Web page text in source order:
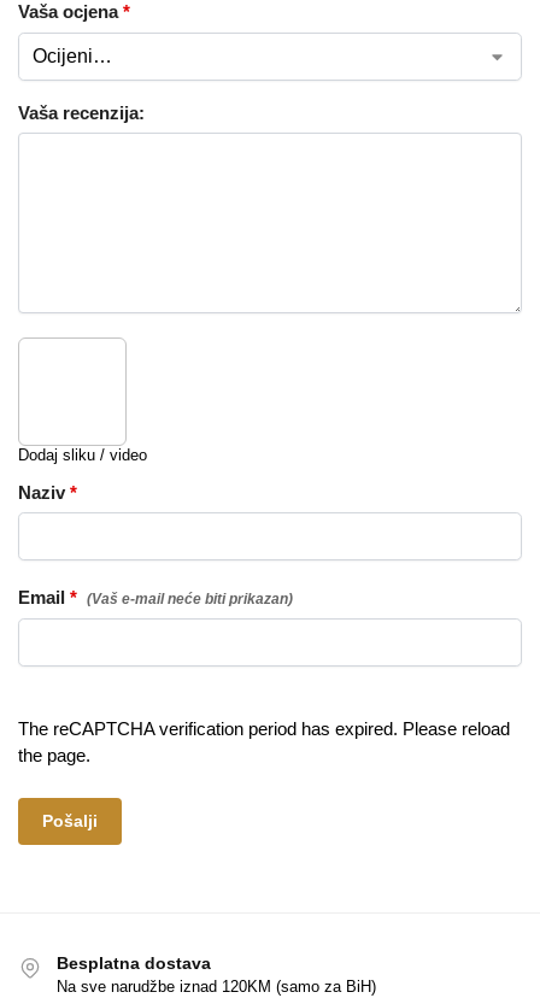
Vaša ocjena*
Vaša recenzija:
Dodaj sliku / video
Naziv*
Email *
The reCAPTCHA verification period has expired. Please reload
the page.
Besplatna dostava
Na sve narudžbe iznad 120KM (samo za BiH)